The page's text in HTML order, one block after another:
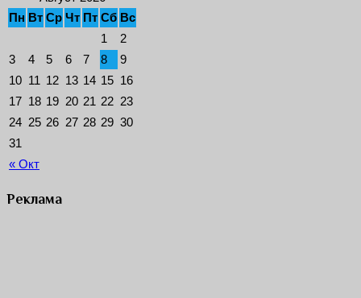
Пн Вт Ср Чт Пт Сб Вс
« Окт
1
2
3
4 5 6 7 8
9
10 11 12 13 14 15 16
17 18 19 20 21 22 23
24 25 26 27 28 29 30
31
Реклама